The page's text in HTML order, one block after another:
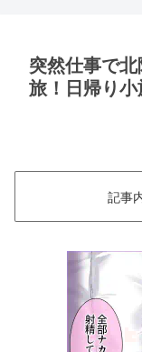
突然仕事で
旅！日帰り小
記事